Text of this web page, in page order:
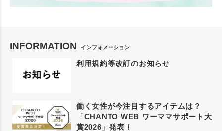
INFORMATION インフォメーション
利用規約等改訂のお知らせ
働く女性が今注目するアイテムは？
「CHANTO WEB ワーママサポート大
賞2026」発表！